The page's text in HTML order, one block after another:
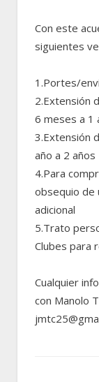
Con este
siguientes
1.Portes/
2.Extensión
6 meses a 1
3.Extensión
año a 2 años
4.Para
obsequio de
adicional
5.Trato
Clubes para
Cualquier
con Manolo